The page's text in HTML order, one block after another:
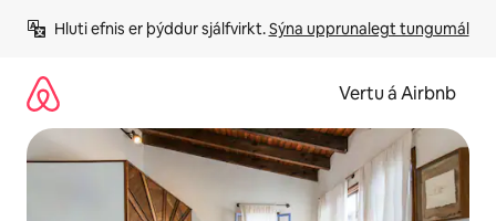
beint
Hluti efnis er þýddur sjálfvirkt. Sýna upprunalegt tungumál
Vertu á Airbnb